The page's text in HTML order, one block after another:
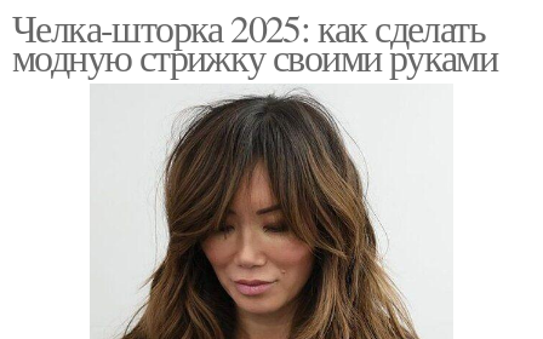
Челка-шторка 2025: как сделать
модную стрижку своими руками